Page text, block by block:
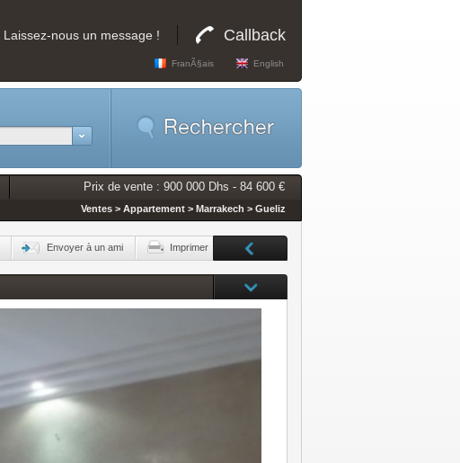
Laissez-nous un message ! Callback
FranÃ§ais English
Prix de vente : 900 000 Dhs - 84 600 €
Ventes > Appartement > Marrakech > Gueliz
Envoyer à un ami Imprimer